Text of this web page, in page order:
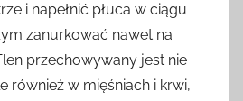
i napełnić płuca w ciągu
zanurkować nawet na
przechowywany jest nie
również w mięśniach i krwi,